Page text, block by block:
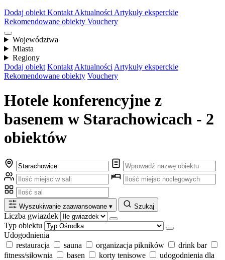
Dodaj obiekt Kontakt Aktualności Artykuły eksperckie
Rekomendowane obiekty Vouchery
Województwa
Miasta
Regiony
Dodaj obiekt Kontakt Aktualności Artykuły eksperckie
Rekomendowane obiekty Vouchery
Hotele konferencyjne z
basenem w Starachowicach - 2
obiektów
Wyszukiwanie zaawansowane ▾ Szukaj
Liczba gwiazdek
Typ obiektu
Udogodnienia
restauracja
sauna organizacja pikników
drink bar
fitness/siłownia
basen korty tenisowe
udogodnienia dla